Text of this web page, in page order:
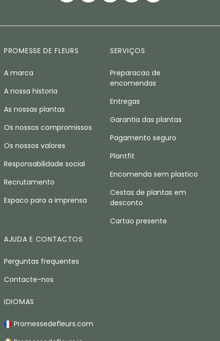
PROMESSE DE FLEURS
A marca
A nossa historia
As nossas plantas
Os nossos compromissos
Os nossos valores
Responsabilidade social
Recrutamento
Espaco para a imprensa
SERVIÇOS
Preparacao de
encomendas
Entregas
Garantia das plantas
Pagamento seguro
Plantfit
Encomenda sem plastico
Cestas de plantas em
desconto
Cartao presente
AJUDA E CONTACTOS
Perguntas frequentes
Contacte-nos
IDIOMAS
Promessedefleurs.com